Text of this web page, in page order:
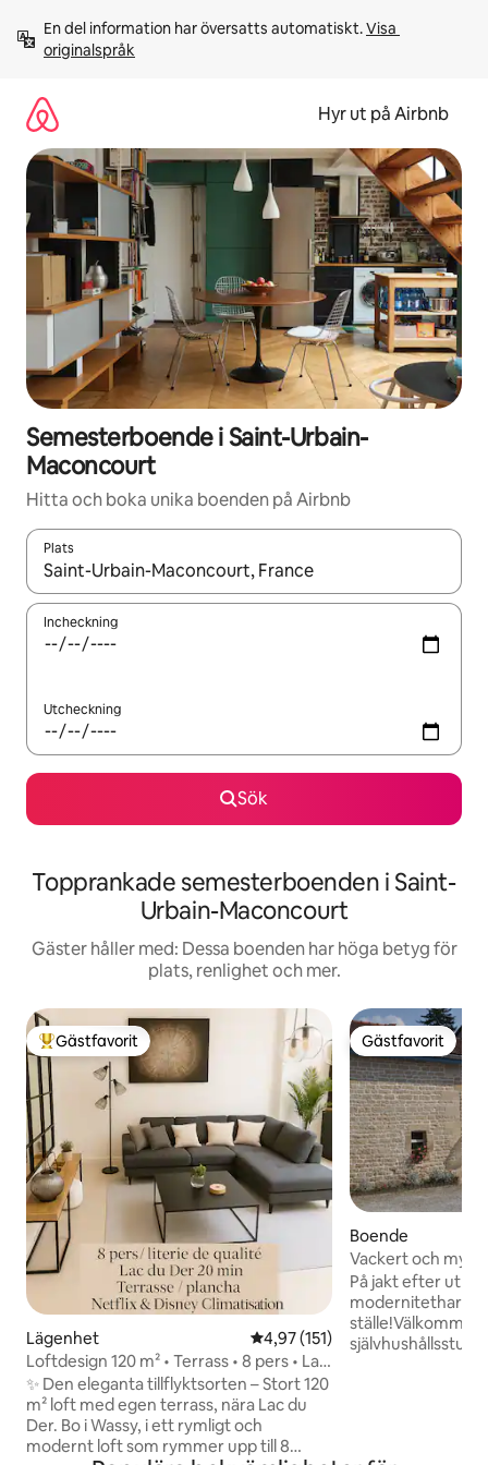
innehåll
En del information har översatts automatiskt. Visa
originalspråk
Hyr ut på Airbnb
Semesterboende i Saint-Urbain-
Maconcourt
Hitta och boka unika boenden på Airbnb
Plats
När resultaten är tillgängliga kan du navigera med upp- och
Incheckning
Utcheckning
Sök
Topprankade semesterboenden i Saint-
Urbain-Maconcourt
Gäster håller med: Dessa boenden har höga betyg för
plats, renlighet och mer.
Populär gästfavorit
Gästfavorit
Lägenhet 4,97 av 5 i genomsnittligt
4,97 (151)
Loftdesign 120 m² • Terrass • 8 pers • Lac
du Der
✨ Den eleganta tillflyktsorten – Stort 120
m² loft med egen terrass, nära Lac du
Der. Bo i Wassy, i ett rymligt och
modernt loft som rymmer upp till 8
Gästfavorit
Gästfavorit
Boende
Vackert och
På jakt efter
modernitethar
ställe!Välkommen